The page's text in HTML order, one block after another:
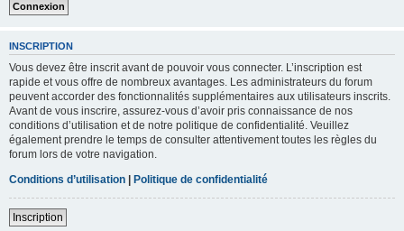
INSCRIPTION
Vous devez être inscrit avant de pouvoir vous connecter. L’inscription est
rapide et vous offre de nombreux avantages. Les administrateurs du forum
peuvent accorder des fonctionnalités supplémentaires aux utilisateurs inscrits.
Avant de vous inscrire, assurez-vous d’avoir pris connaissance de nos
conditions d’utilisation et de notre politique de confidentialité. Veuillez
également prendre le temps de consulter attentivement toutes les règles du
forum lors de votre navigation.
Conditions d’utilisation | Politique de confidentialité
Inscription